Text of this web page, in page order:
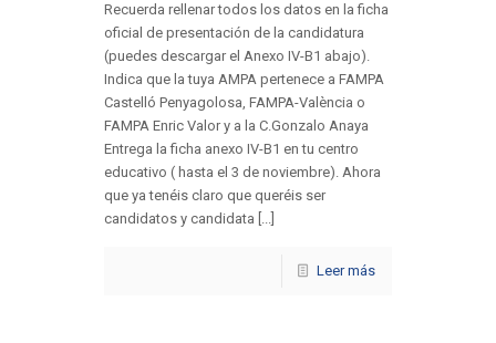
Recuerda rellenar todos los datos en la ficha
oficial de presentación de la candidatura
(puedes descargar el Anexo IV-B1 abajo).
Indica que la tuya AMPA pertenece a FAMPA
Castelló Penyagolosa, FAMPA-València o
FAMPA Enric Valor y a la C.Gonzalo Anaya
Entrega la ficha anexo IV-B1 en tu centro
educativo ( hasta el 3 de noviembre). Ahora
que ya tenéis claro que queréis ser
candidatos y candidata [...]
Leer más